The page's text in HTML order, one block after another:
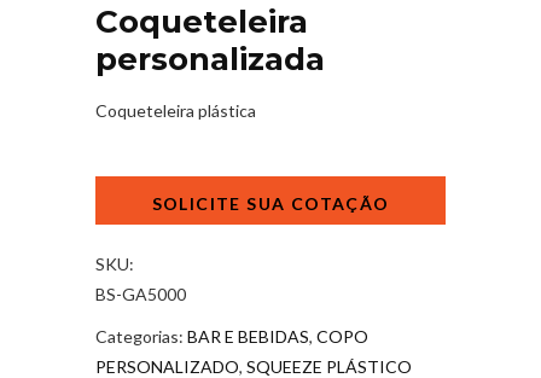
Coqueteleira
personalizada
Coqueteleira plástica
quantidade
SKU:
BS-GA5000
Categorias: BAR E BEBIDAS, COPO
PERSONALIZADO, SQUEEZE PLÁSTICO